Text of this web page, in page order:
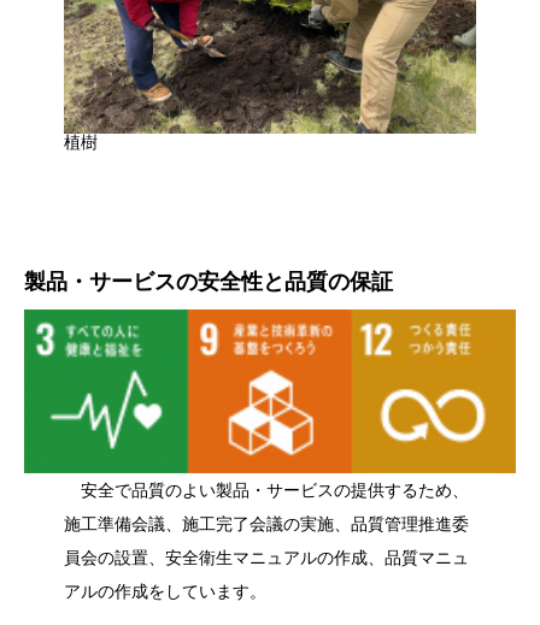
植樹
製品・サービスの安全性と品質の保証
安全で品質のよい製品・サービスの提供するため、
施工準備会議、施工完了会議の実施、品質管理推進委
員会の設置、安全衛生マニュアルの作成、品質マニュ
アルの作成をしています。